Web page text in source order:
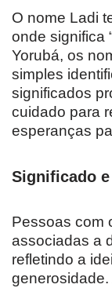
O nome Ladi
onde significa
Yorubá, os
simples
significados
cuidado para
esperanças
Significado
Pessoas com
associadas a
refletindo a